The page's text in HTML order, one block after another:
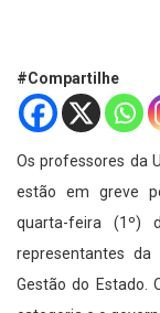
#Compartilhe
Os professores da
estão em greve
quarta-feira (1º)
representantes da
Gestão do Estado.